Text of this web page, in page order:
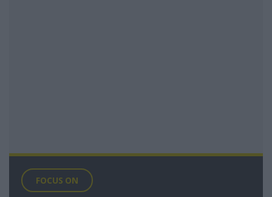
FOCUS ON